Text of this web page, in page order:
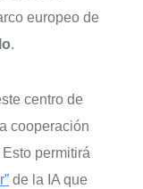
europeo de
.
centro de
cooperación
permitirá
de la IA que